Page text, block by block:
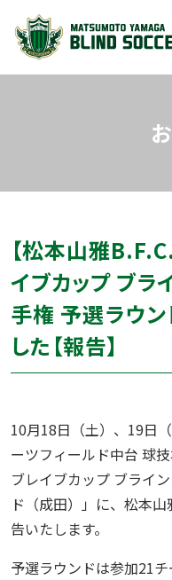
【松本山雅
イブカップ ブラ
手権 予選ラウン
した【報告】
10月18日（土）、19日
ーツフィールド中台 球
ブレイブカップ ブライ
ド（成田）」に、松本
告いたします。
予選ラウンドは参加21